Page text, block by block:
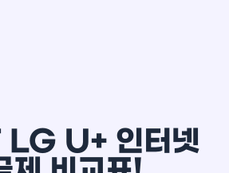
U+ 인터넷